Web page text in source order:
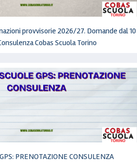
provvisorie 2026/27. Domande dal 10
Cobas Scuola Torino
PRENOTAZIONE CONSULENZA